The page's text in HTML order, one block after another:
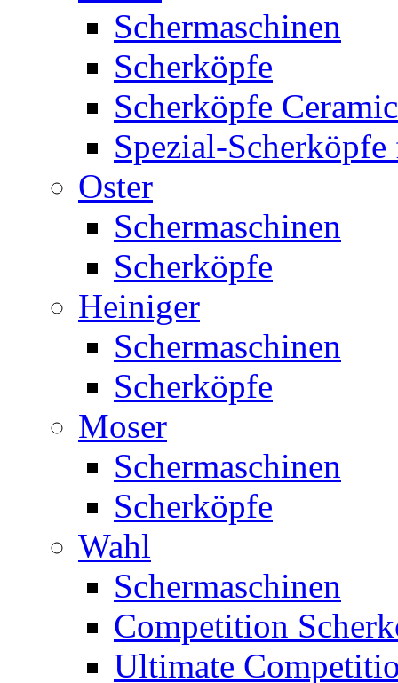
Schermaschinen
Scherköpfe
Scherköpfe Ceramic
Spezial-
Oster
Schermaschinen
Scherköpfe
Heiniger
Schermaschinen
Scherköpfe
Moser
Schermaschinen
Scherköpfe
Wahl
Schermaschinen
Competition
Ultimate